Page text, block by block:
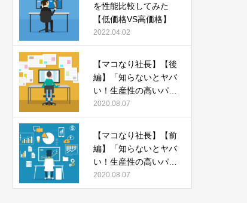
を性能比較してみた
【低価格VS高価格】
2022.04.02
【マコなり社長】【後
編】「知らないとヤバ
い！生産性の高いパソ
コンの使い方 13選」
をまとめてみた
2020.08.07
【マコなり社長】【前
編】「知らないとヤバ
い！生産性の高いパソ
コンの使い方 13選」
をまとめてみた
2020.08.07